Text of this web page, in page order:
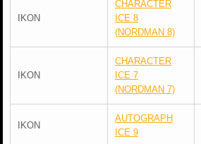
IKON
CHARACTER
ICE 8
(NORDMAN 8)
IKON
CHARACTER
ICE 7
(NORDMAN 7)
IKON
AUTOGRAPH
ICE 9